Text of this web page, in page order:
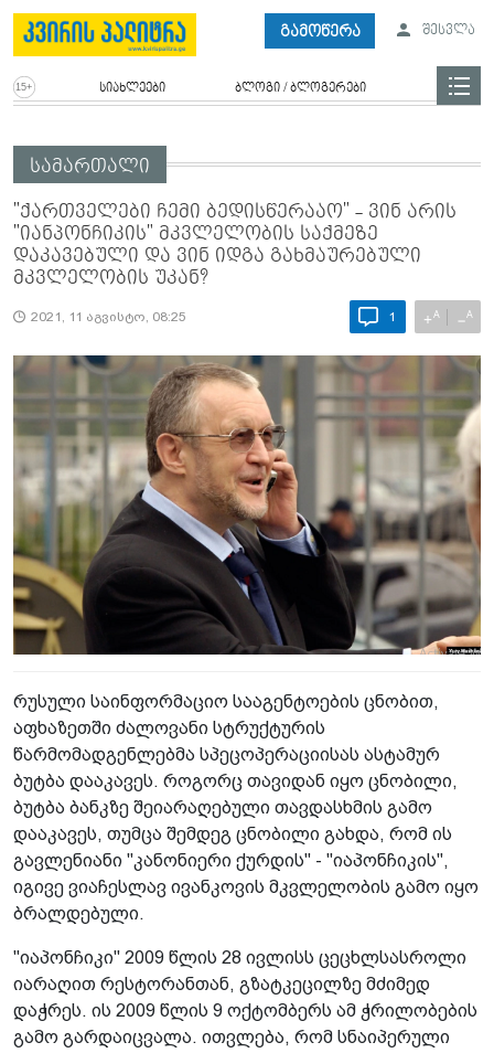
გამოწერა შესვლა
სიახლეები ბლოგი / ბლოგერები
სამართალი
"ქართველები ჩემი ბედისწერააო" - ვინ არის
"იანპონჩიკის" მკვლელობის საქმეზე
დაკავებული და ვინ იდგა გახმაურებული
მკვლელობის უკან?
2021, 11 აგვისტო, 08:25 1 +A −A
რუსული საინფორმაციო სააგენტოების ცნობით,
აფხაზეთში ძალოვანი სტრუქტურის
წარმომადგენლებმა სპეცოპერაციისას ასტამურ
ბუტბა დააკავეს. როგორც თავიდან იყო ცნობილი,
ბუტბა ბანკზე შეიარაღებული თავდასხმის გამო
დააკავეს, თუმცა შემდეგ ცნობილი გახდა, რომ ის
გავლენიანი "კანონიერი ქურდის" - "იაპონჩიკის",
იგივე ვიაჩესლავ ივანკოვის მკვლელობის გამო იყო
ბრალდებული.
"იაპონჩიკი" 2009 წლის 28 ივლისს ცეცხლსასროლი
იარაღით რესტორანთან, გზატკეცილზე მძიმედ
დაჭრეს. ის 2009 წლის 9 ოქტომბერს ამ ჭრილობების
გამო გარდაიცვალა. ითვლება, რომ სნაიპერული